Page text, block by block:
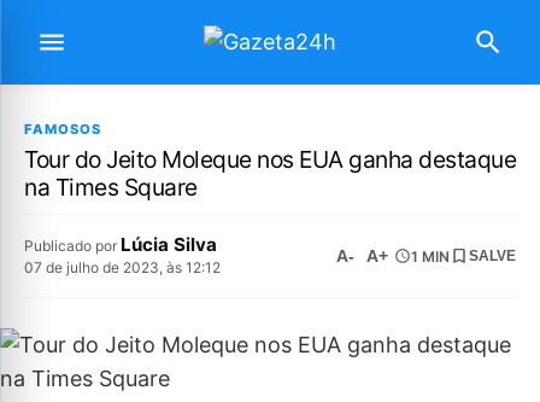
FAMOSOS
Tour do Jeito Moleque nos EUA ganha destaque
na Times Square
Publicado por Lúcia Silva
07 de julho de 2023, às 12:12
A- A+ 1 MIN SALVE